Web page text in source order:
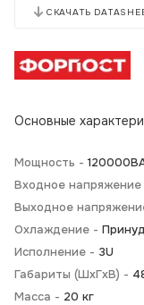
СКАЧАТЬ
Основные
Мощность -
Входное напряжение
Выходное
Охлаждение -
Исполнение - 3U
Габариты (ШхГхВ) -
Масса - 20 кг